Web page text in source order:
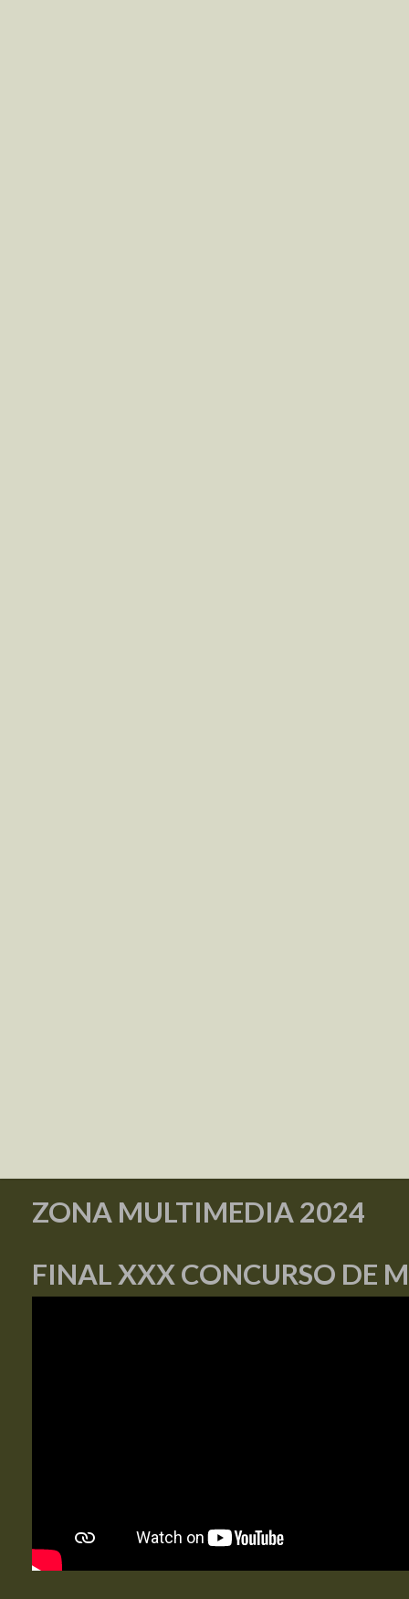
ZONA MULTIMEDIA 2024
FINAL XXX CONCURSO DE